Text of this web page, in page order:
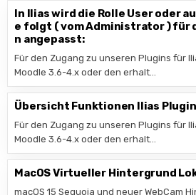
In Ilias wird die Rolle User oder
e folgt ( vom Administrator ) für
n angepasst:
Für den Zugang zu unseren Plugins für
Moodle 3.6-4.x oder den erhalt…
Übersicht Funktionen Ilias
Für den Zugang zu unseren Plugins für
Moodle 3.6-4.x oder den erhalt…
MacOS Virtueller Hintergrund
macOS 15 Sequoia und neuer WebCam